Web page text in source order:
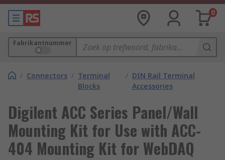
0
Fabrikantnummer
/ Connectors / Terminal
Blocks
/ DIN Rail Terminal
Accessories
Digilent ACC Series Panel/Wall
Mounting Kit for Use with ACC-
404 Mounting Kit for WebDAQ